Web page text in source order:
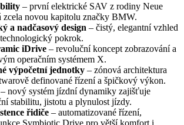
– první elektrické SAV z rodiny Neue
zcela novou kapitolu značky BMW.
a nadčasový design – čistý, elegantní vzhled
pokrok.
iDrive – revoluční koncept zobrazování a
operačním systémem X.
výpočetní jednotky – zónová architektura
definované řízení a špičkový výkon.
– nový systém jízdní dynamiky zajišťuje
stabilitu, jistotu a plynulost jízdy.
řidiče – automatizované řízení,
Symbiotic Drive pro větší komfort i